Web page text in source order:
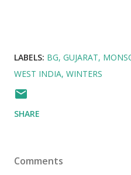
LABELS: BG GUJARAT
WEST INDIA WINTERS
SHARE
Comments